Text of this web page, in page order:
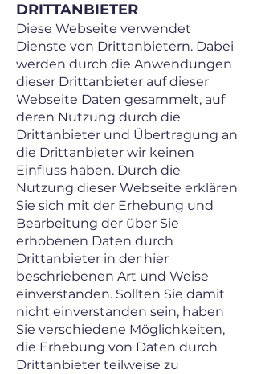
DRITTANBIETER
Diese Webseite verwendet
Dienste von Drittanbietern. Dabei
werden durch die Anwendungen
dieser Drittanbieter auf dieser
Webseite Daten gesammelt, auf
deren Nutzung durch die
Drittanbieter und Übertragung an
die Drittanbieter wir keinen
Einfluss haben. Durch die
Nutzung dieser Webseite erklären
Sie sich mit der Erhebung und
Bearbeitung der über Sie
erhobenen Daten durch
Drittanbieter in der hier
beschriebenen Art und Weise
einverstanden. Sollten Sie damit
nicht einverstanden sein, haben
Sie verschiedene Möglichkeiten,
die Erhebung von Daten durch
Drittanbieter teilweise zu